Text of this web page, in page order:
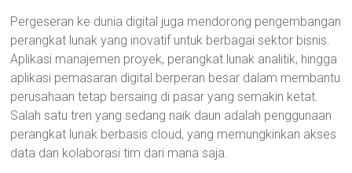
Pergeseran ke dunia digital juga mendorong pengembangan
perangkat lunak yang inovatif untuk berbagai sektor bisnis.
Aplikasi manajemen proyek, perangkat lunak analitik, hingga
aplikasi pemasaran digital berperan besar dalam membantu
perusahaan tetap bersaing di pasar yang semakin ketat.
Salah satu tren yang sedang naik daun adalah penggunaan
perangkat lunak berbasis cloud, yang memungkinkan akses
data dan kolaborasi tim dari mana saja.